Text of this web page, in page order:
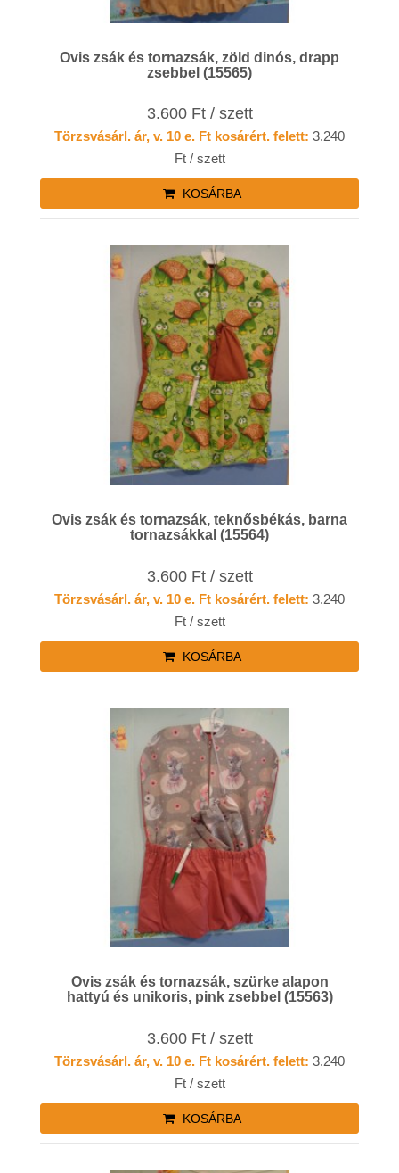
Ovis zsák és tornazsák, zöld dinós, drapp
zsebbel (15565)
3.600 Ft / szett
Törzsvásárl. ár, v. 10 e. Ft kosárért. felett: 3.240
Ft / szett
KOSÁRBA
Ovis zsák és tornazsák, teknősbékás, barna
tornazsákkal (15564)
3.600 Ft / szett
Törzsvásárl. ár, v. 10 e. Ft kosárért. felett: 3.240
Ft / szett
KOSÁRBA
Ovis zsák és tornazsák, szürke alapon
hattyú és unikoris, pink zsebbel (15563)
3.600 Ft / szett
Törzsvásárl. ár, v. 10 e. Ft kosárért. felett: 3.240
Ft / szett
KOSÁRBA